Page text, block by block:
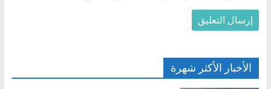
الأخبار الأكثر شهرة